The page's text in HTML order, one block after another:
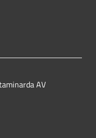
AV